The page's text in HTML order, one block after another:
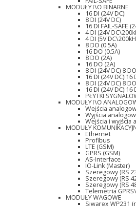
MODUŁY I\O BINARNE
16 DI (24V DC)
8 DI (24V DC)
16 DI FAIL-SAFE
4 DI (24V
4 DI (5V
8 DO (0.5A)
16 DO (0.5A)
8 DO (2A)
16 DO (2A)
8 DI (24V DC) 8
16 DI (24V DC) 16
8 DI (24V DC) 8
16 DI (24V DC) 16
PŁYTKI
MODUŁY I\O
Wejścia
Wyjścia
Wejścia i wyjścia
MODUŁY
Ethernet
Profibus
LTE (GSM)
GPRS (GSM)
AS-Interface
IO-Link (Master)
Szeregowy (RS
Szeregowy (RS
Szeregowy (RS
Telemetria
MODUŁY WAGOWE
Siwarex WP231